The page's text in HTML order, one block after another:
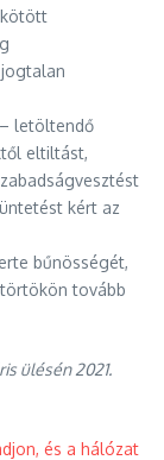
kötött
letöltendő
eltiltást,
kért az
bűnösségét,
tovább
ülésén 2021.
és a hálózat